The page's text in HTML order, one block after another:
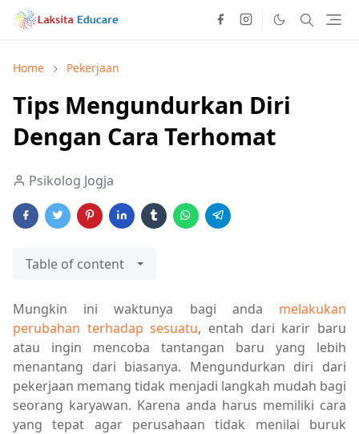
Home Pekerjaan
Tips Mengundurkan Diri
Dengan Cara Terhomat
Psikolog Jogja
Table of content
Mungkin ini waktunya bagi anda melakukan
perubahan terhadap sesuatu, entah dari karir baru
atau ingin mencoba tantangan baru yang lebih
menantang dari biasanya. Mengundurkan diri dari
pekerjaan memang tidak menjadi langkah mudah bagi
seorang karyawan. Karena anda harus memiliki cara
yang tepat agar perusahaan tidak menilai buruk